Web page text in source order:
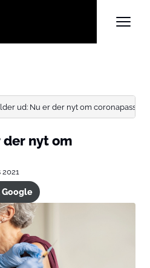
ud: Nu er der nyt om coronapasset
der nyt om
2021
Google